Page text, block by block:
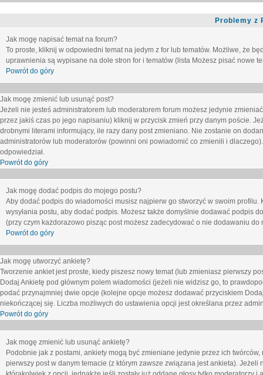
Problemy z
Jak mogę napisać temat na forum?
To proste, kliknij w odpowiedni temat na jedym z for lub tematów. Możliwe, że
uprawnienia są wypisane na dole stron for i tematów (lista Możesz pisać nowe
Powrót do góry
Jak mogę zmienić lub usunąć post?
Jeżeli nie jesteś administratorem lub moderatorem forum możesz jedynie
przez jakiś czas po jego napisaniu) kliknij w przycisk zmień przy danym poście.
drobnymi literami informujący, ile razy dany post zmieniano. Nie zostanie on
administratorów lub moderatorów (powinni oni powiadomić co zmienili i
odpowiedział.
Powrót do góry
Jak mogę dodać podpis do mojego postu?
Aby dodać podpis do wiadomości musisz najpierw go stworzyć w swoim
wysyłania postu, aby dodać podpis. Możesz także domyślnie dodawać podpis
(przy czym każdorazowo pisząc post możesz zadecydować o nie dodawaniu
Powrót do góry
Jak mogę utworzyć ankietę?
Tworzenie ankiet jest proste, kiedy piszesz nowy temat (lub zmieniasz pierwszy
Dodaj Ankietę pod głównym polem wiadomości (jeżeli nie widzisz go, to
podać przynajmniej dwie opcje (kolejne opcje możesz dodawać przyciskiem
niekończącej się. Liczba możliwych do ustawienia opcji jest określana przez
Powrót do góry
Jak mogę zmienić lub usunąć ankietę?
Podobnie jak z postami, ankiety mogą być zmieniane jedynie przez ich
pierwszy post w danym temacie (z którym zawsze związana jest ankieta).